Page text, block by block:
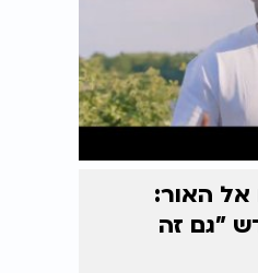
אל האור:
"גם זה